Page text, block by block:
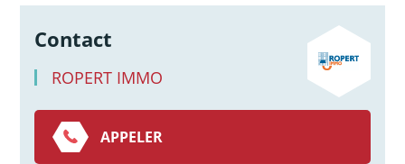
Contact
ROPERT IMMO
APPELER